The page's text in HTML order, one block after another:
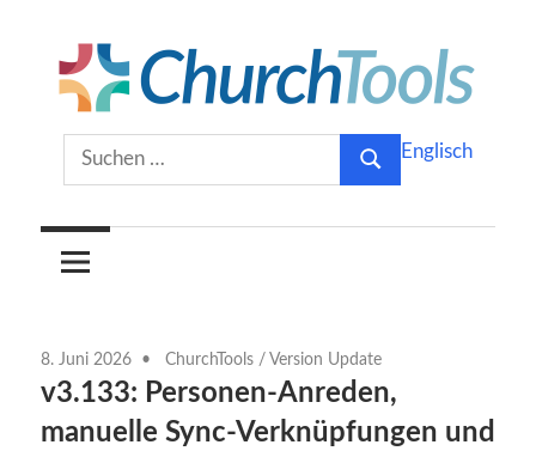
Inhalt
springen
ChurchTools
Blog
(Deutsch)
KircheSuchen
nach:
Suchen
Englisch
8. Juni 2026 ChurchTools / Version Update
v3.133: Personen-Anreden,
manuelle Sync-Verknüpfungen und